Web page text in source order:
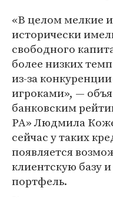
«В целом мелкие
исторически
свободного
более низких
из-за
игроками», —
банковским
РА» Людмила
сейчас у таких
появляется
клиентскую базу
портфель.